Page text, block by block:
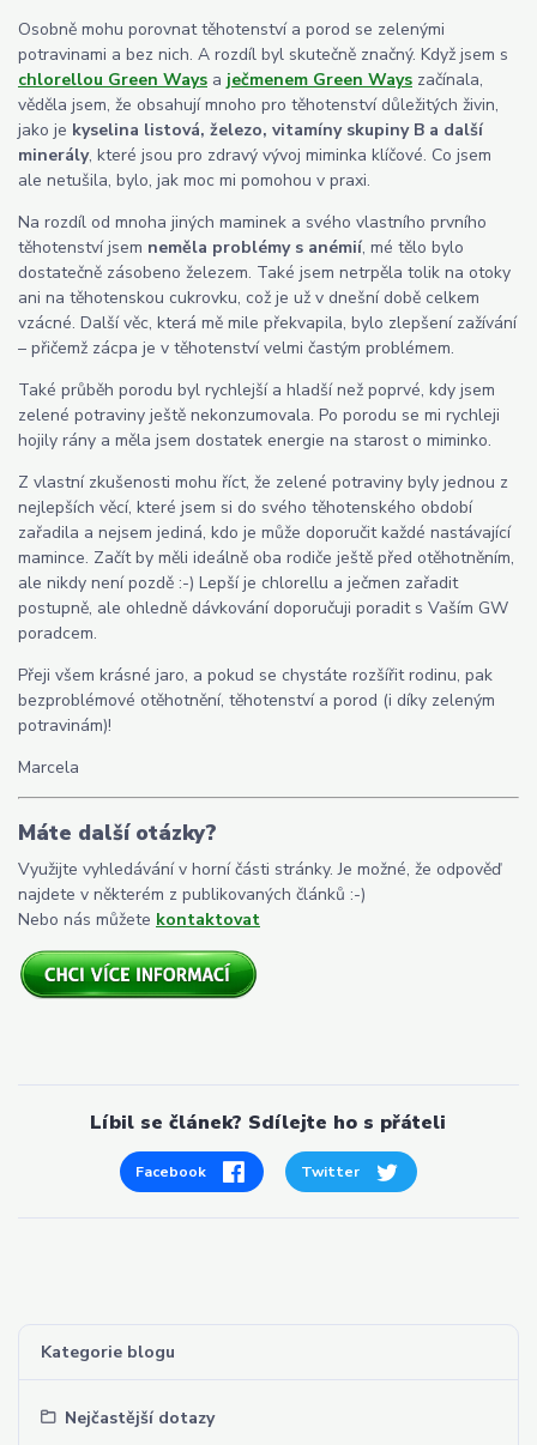
Kategorie blogu
Nejčastější dotazy
Osobně mohu porovnat těhotenství a porod se zelenými
potravinami a bez nich. A rozdíl byl skutečně značný. Když jsem s
chlorellou Green Ways a ječmenem Green Ways začínala,
věděla jsem, že obsahují mnoho pro těhotenství důležitých živin,
jako je kyselina listová, železo, vitamíny skupiny B a další
minerály, které jsou pro zdravý vývoj miminka klíčové. Co jsem
ale netušila, bylo, jak moc mi pomohou v praxi.
Na rozdíl od mnoha jiných maminek a svého vlastního prvního
těhotenství jsem neměla problémy s anémií, mé tělo bylo
dostatečně zásobeno železem. Také jsem netrpěla tolik na otoky
ani na těhotenskou cukrovku, což je už v dnešní době celkem
vzácné. Další věc, která mě mile překvapila, bylo zlepšení zažívání
– přičemž zácpa je v těhotenství velmi častým problémem.
Také průběh porodu byl rychlejší a hladší než poprvé, kdy jsem
zelené potraviny ještě nekonzumovala. Po porodu se mi rychleji
hojily rány a měla jsem dostatek energie na starost o miminko.
Z vlastní zkušenosti mohu říct, že zelené potraviny byly jednou z
nejlepších věcí, které jsem si do svého těhotenského období
zařadila a nejsem jediná, kdo je může doporučit každé nastávající
mamince. Začít by měli ideálně oba rodiče ještě před otěhotněním,
ale nikdy není pozdě :-) Lepší je chlorellu a ječmen zařadit
postupně, ale ohledně dávkování doporučuji poradit s Vaším GW
poradcem.
Přeji všem krásné jaro, a pokud se chystáte rozšířit rodinu, pak
bezproblémové otěhotnění, těhotenství a porod (i díky zeleným
potravinám)!
Marcela
Máte další otázky?
Využijte vyhledávání v horní části stránky. Je možné, že odpověď
najdete v některém z publikovaných článků :-)
Nebo nás můžete kontaktovat
Líbil se článek? Sdílejte ho s přáteli
Facebook Twitter